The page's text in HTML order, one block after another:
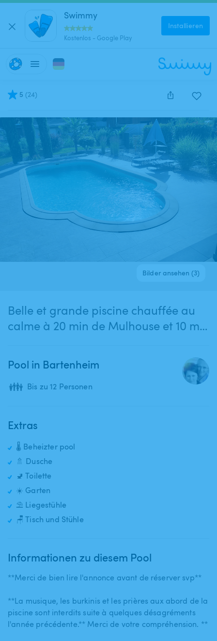
Swimmy
Kostenlos - Google Play
Installieren
5 (24)
Diese Anzeige wurde leider deaktiviert und kann nicht
reserviert werden.
Bilder ansehen (3)
Belle et grande piscine chauffée au
calme à 20 min de Mulhouse et 10 min
Pool in Bartenheim
👪 Bis zu 12 Personen
Extras
🌡️ Beheizter pool
🚿 Dusche
🚽 Toilette
☀️ Garten
⛱️ Liegestühle
🪑 Tisch und Stühle
Informationen zu diesem Pool
**Merci de bien lire l'annonce avant de réserver svp**
**La musique​,​ les burkinis et les prières aux abord de la
piscine sont interdits suite à quelques désagréments
l'année précédente.** Merci de votre compréhension. **